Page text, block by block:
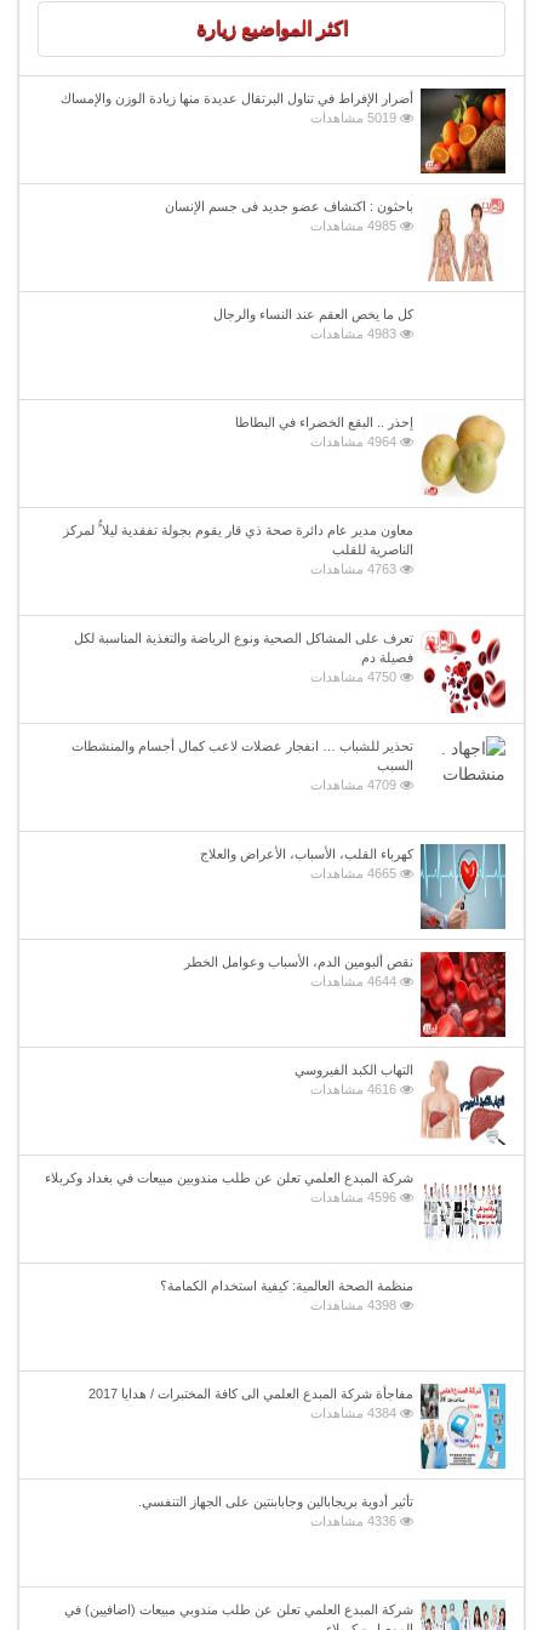
اكثر المواضيع زيارة
أضرار الإفراط في تناول البرتقال عديدة منها زيادة الوزن والإمساك
5019 مشاهدات
باحثون : اكتشاف عضو جديد فى جسم الإنسان
4985 مشاهدات
كل ما يخص العقم عند النساء والرجال
4983 مشاهدات
إحذر .. البقع الخضراء في البطاطا
4964 مشاهدات
معاون مدير عام دائرة صحة ذي قار يقوم بجولة تفقدية ليلا ًُ لمركز
الناصرية للقلب
4763 مشاهدات
تعرف على المشاكل الصحية ونوع الرياضة والتغذية المناسبة لكل
فصيلة دم
4750 مشاهدات
تحذير للشباب … انفجار عضلات لاعب كمال أجسام والمنشطات
السبب
4709 مشاهدات
كهرباء القلب، الأسباب، الأعراض والعلاج
4665 مشاهدات
نقص ألبومين الدم، الأسباب وعوامل الخطر
4644 مشاهدات
التهاب الكبد الفيروسي
4616 مشاهدات
شركة المبدع العلمي تعلن عن طلب مندوبين مبيعات في بغداد وكربلاء
4596 مشاهدات
منظمة الصحة العالمية: كيفية استخدام الكمامة؟
4398 مشاهدات
مفاجأة شركة المبدع العلمي الى كافة المختبرات / هدايا 2017
4384 مشاهدات
تأثير أدوية بريجابالين وجابابنتين على الجهاز التنفسي.
4336 مشاهدات
شركة المبدع العلمي تعلن عن طلب مندوبي مبيعات (اضافيين) في